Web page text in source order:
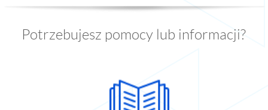
Potrzebujesz pomocy lub informacji?